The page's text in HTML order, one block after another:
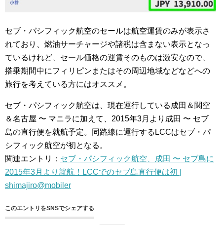
セブ・パシフィック航空のセールは航空運賃のみが表示さ
れており、燃油サーチャージや諸税は含まない表示となっ
ているけれど、セール価格の運賃そのものは激安なので、
搭乗期間中にフィリピンまたはその周辺地域などなどへの
旅行を考えている方にはオススメ。
セブ・パシフィック航空は、現在運行している成田＆関空
＆名古屋 〜 マニラに加えて、2015年3月より成田 〜 セブ
島の直行便を就航予定。同路線に運行するLCCはセブ・パ
シフィック航空が初となる。
関連エントリ： セブ・パシフィック航空、成田 〜 セブ島に
2015年3月より就航！LCCでのセブ島直行便は初 |
shimajiro@mobiler
このエントリをSNSでシェアする